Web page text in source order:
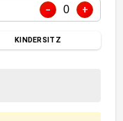
− 0 +
KINDERSITZ